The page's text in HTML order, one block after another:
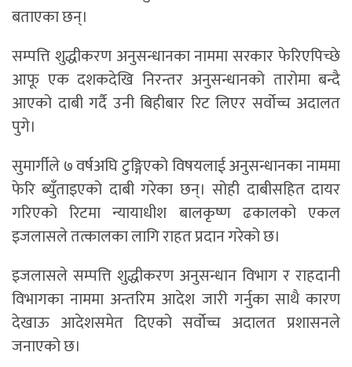
बताएका छन्।
सम्पत्ति शुद्धीकरण अनुसन्धानका नाममा सरकार फेरिएपिच्छे
आफू एक दशकदेखि निरन्तर अनुसन्धानको तारोमा बन्दै
आएको दाबी गर्दै उनी बिहीबार रिट लिएर सर्वोच्च अदालत
पुगे।
सुमार्गीले ७ वर्षअघि टुङ्गिएको विषयलाई अनुसन्धानका नाममा
फेरि ब्युँताइएको दाबी गरेका छन्। सोही दाबीसहित दायर
गरिएको रिटमा न्यायाधीश बालकृष्ण ढकालको एकल
इजलासले तत्कालका लागि राहत प्रदान गरेको छ।
इजलासले सम्पत्ति शुद्धीकरण अनुसन्धान विभाग र राहदानी
विभागका नाममा अन्तरिम आदेश जारी गर्नुका साथै कारण
देखाऊ आदेशसमेत दिएको सर्वोच्च अदालत प्रशासनले
जनाएको छ।